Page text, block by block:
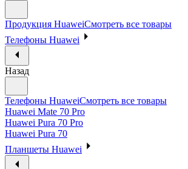
Продукция HuaweiСмотреть все товары
Телефоны Huawei
Назад
Телефоны HuaweiСмотреть все товары
Huawei Mate 70 Pro
Huawei Pura 70 Pro
Huawei Pura 70
Планшеты Huawei